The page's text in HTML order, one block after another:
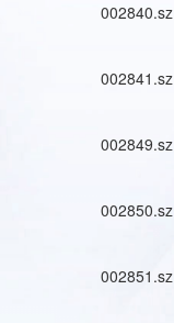
002840.sz
002841.sz
002849.sz
002850.sz
002851.sz